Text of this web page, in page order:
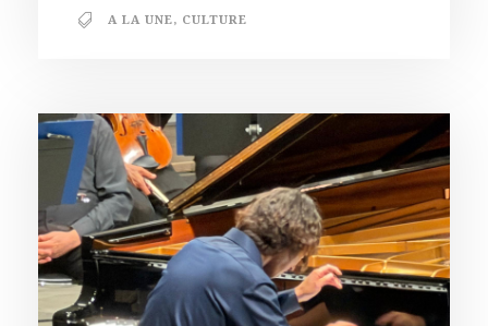
A LA UNE, CULTURE